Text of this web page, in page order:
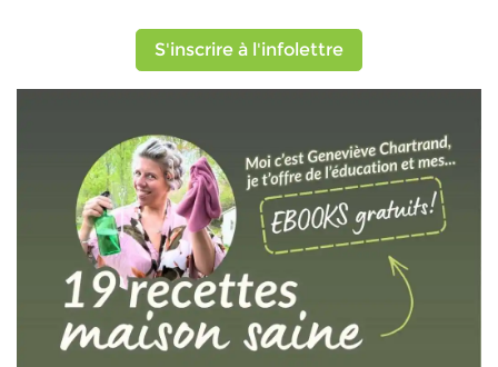
S'inscrire à l'infolettre